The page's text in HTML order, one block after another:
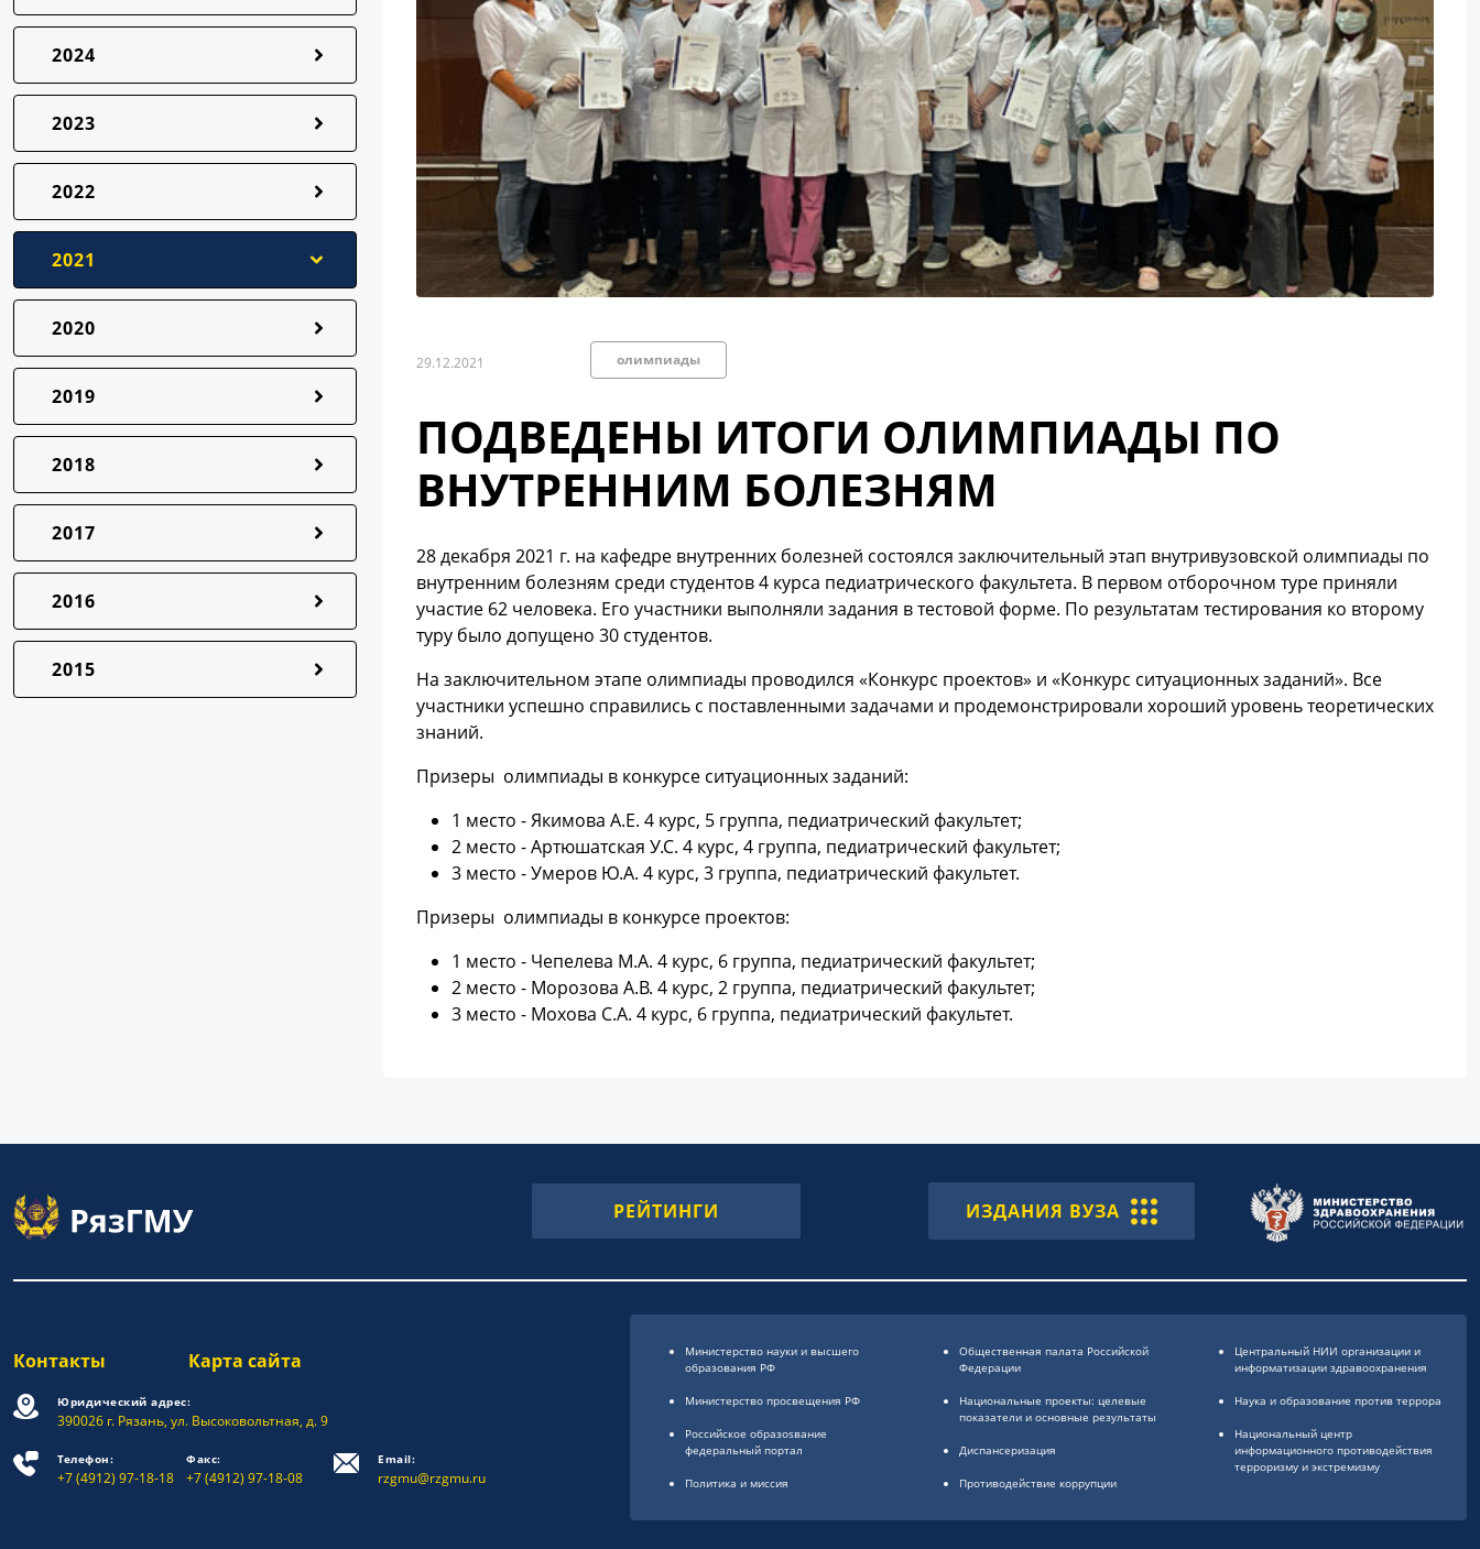
2024
2023
2022
2021
2020
2019
2018
2017
2016
2015
29.12.2021 олимпиады
ПОДВЕДЕНЫ ИТОГИ ОЛИМПИАДЫ ПО
ВНУТРЕННИМ БОЛЕЗНЯМ
28 декабря 2021 г. на кафедре внутренних болезней состоялся заключительный этап внутривузовской олимпиады по
внутренним болезням среди студентов 4 курса педиатрического факультета. В первом отборочном туре приняли
участие 62 человека. Его участники выполняли задания в тестовой форме. По результатам тестирования ко второму
туру было допущено 30 студентов.
На заключительном этапе олимпиады проводился «Конкурс проектов» и «Конкурс ситуационных заданий». Все
участники успешно справились с поставленными задачами и продемонстрировали хороший уровень теоретических
знаний.
Призеры олимпиады в конкурсе ситуационных заданий:
1 место - Якимова А.Е. 4 курс, 5 группа, педиатрический факультет;
2 место - Артюшатская У.С. 4 курс, 4 группа, педиатрический факультет;
3 место - Умеров Ю.А. 4 курс, 3 группа, педиатрический факультет.
Призеры олимпиады в конкурсе проектов:
1 место - Чепелева М.А. 4 курс, 6 группа, педиатрический факультет;
2 место - Морозова А.В. 4 курс, 2 группа, педиатрический факультет;
3 место - Мохова С.А. 4 курс, 6 группа, педиатрический факультет.
РЕЙТИНГИ ИЗДАНИЯ ВУЗА
Контакты Карта сайта
Юридический адрес:
390026 г. Рязань, ул. Высоковольтная, д. 9
Телефон:
+7 (4912) 97-18-18
Факс:
+7 (4912) 97-18-08
Email:
rzgmu@rzgmu.ru
Министерство науки и высшего
образования РФ
Министерство просвещения РФ
Российское образоsвание
федеральный портал
Политика и миссия
Общественная палата Российской
Федерации
Национальные проекты: целевые
показатели и основные результаты
Диспансеризация
Противодействие коррупции
Центральный НИИ организации и
информатизации здравоохранения
Наука и образование против террора
Национальный центр
информационного противодействия
терроризму и экстремизму